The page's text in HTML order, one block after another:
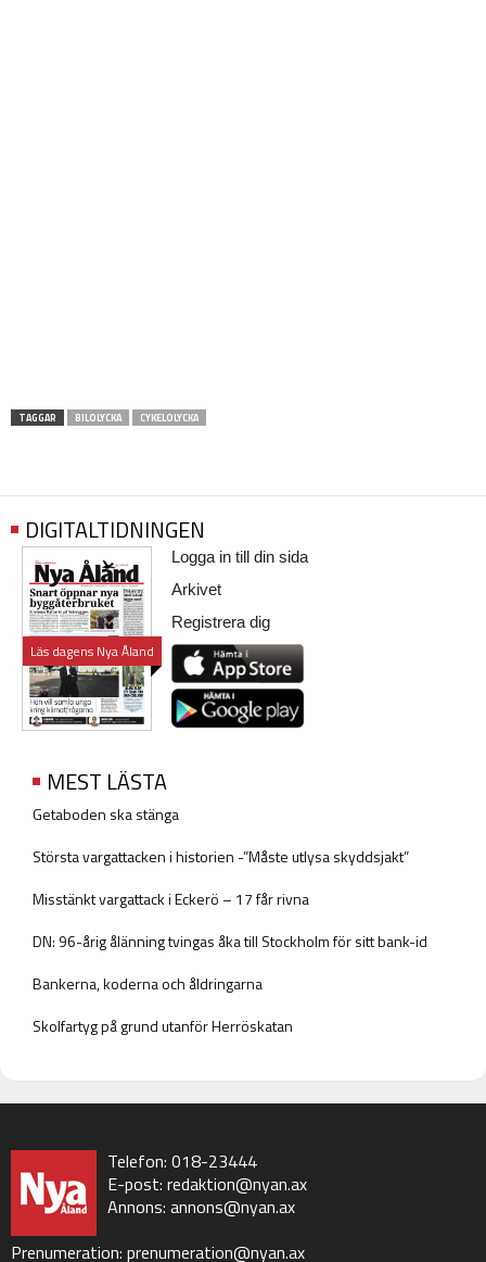
TAGGAR BILOLYCKA CYKELOLYCKA
DIGITALTIDNINGEN
Läs dagens Nya Åland
Logga in till din sida
Arkivet
Registrera dig
MEST LÄSTA
Getaboden ska stänga
Största vargattacken i historien -”Måste utlysa skyddsjakt”
Misstänkt vargattack i Eckerö – 17 får rivna
DN: 96-årig ålänning tvingas åka till Stockholm för sitt bank-id
Bankerna, koderna och åldringarna
Skolfartyg på grund utanför Herröskatan
Telefon: 018-23444
E-post: redaktion@nyan.ax
Annons: annons@nyan.ax
Prenumeration: prenumeration@nyan.ax